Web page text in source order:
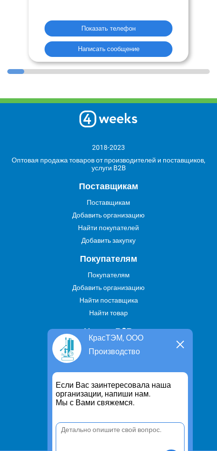
Показать телефон
Написать сообщение
КрасТЭМ, ООО
Производство
Если Вас заинтересовала наша
организации, напиши нам.
Мы с Вами свяжемся.
2018-2023
Оптовая продажа товаров от производителей и поставщиков,
услуги B2B
Поставщикам
Поставщикам
Добавить организацию
Найти покупателей
Добавить закупку
Покупателям
Покупателям
Добавить организацию
Найти поставщика
Найти товар
Услуги В2В
Найти услугу
Предложить свою услугу
Дропшиппинг
Транспортные услуги
Информация
Политика конфиденциальности